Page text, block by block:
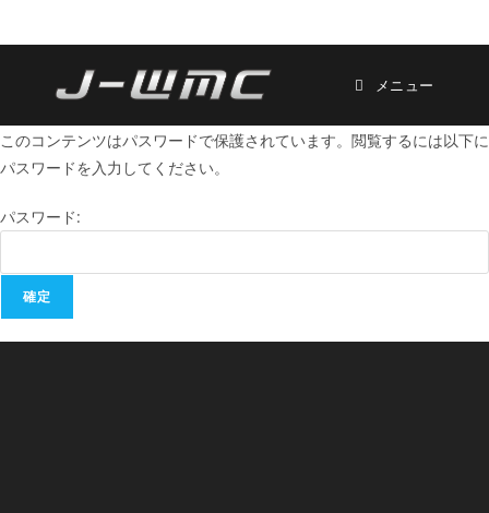
メニュー
このコンテンツはパスワードで保護されています。閲覧するには以下に
パスワードを入力してください。
パスワード: